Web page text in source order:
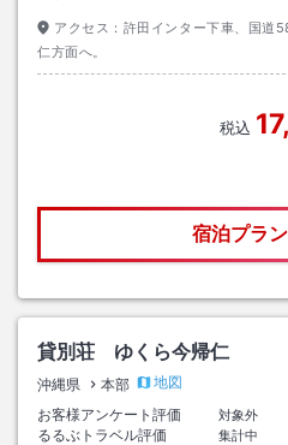
アクセス： 許田インター下車、国道
仁方面へ。
税込
宿泊プラ
貸別荘 ゆくら今帰仁
沖縄県 本部
地図
お客様アンケート評価
対象外
るるぶトラベル評価
集計中